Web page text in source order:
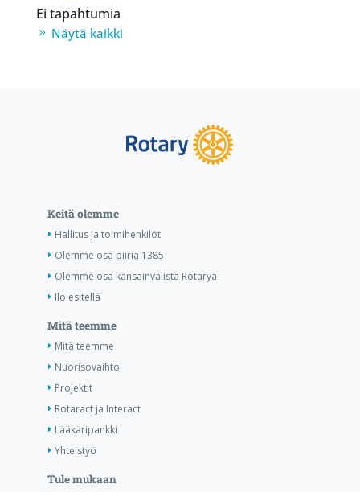
Ei tapahtumia
Näytä kaikki
Keitä olemme
Hallitus ja toimihenkilöt
Olemme osa piiriä 1385
Olemme osa kansainvälistä Rotarya
Ilo esitellä
Mitä teemme
Mitä teemme
Nuorisovaihto
Projektit
Rotaract ja Interact
Lääkäripankki
Yhteistyö
Tule mukaan